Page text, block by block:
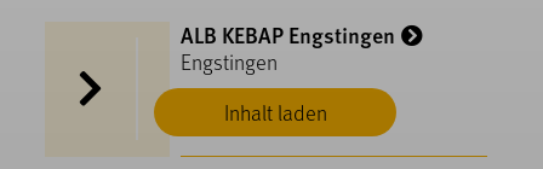
Inhalt laden
ALB KEBAP Engstingen
Engstingen